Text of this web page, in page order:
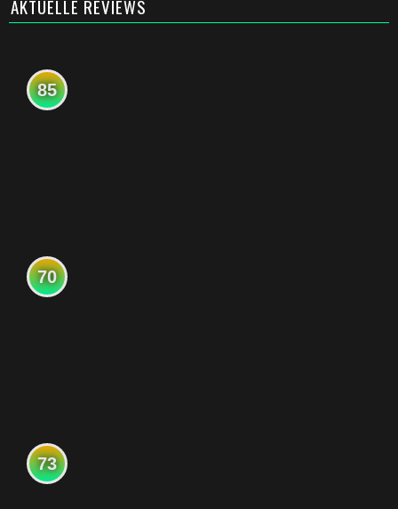
AKTUELLE REVIEWS
85
70
73